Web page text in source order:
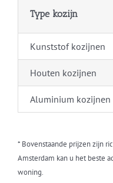
Type kozijn
Kunststof kozijnen
Houten kozijnen
Aluminium kozijnen
* Bovenstaande prijzen zijn
Amsterdam kan u het beste
woning.